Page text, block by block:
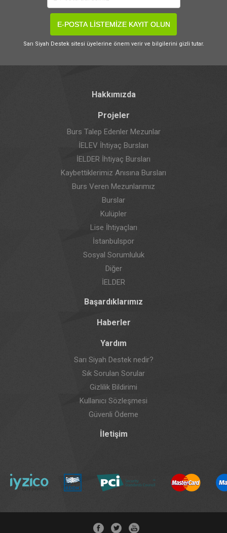
E-POSTA LİSTEMİZE KAYIT OLUN
Sarı Siyah Destek sitesi üyelerine önem verir ve bilgilerini gizli tutar.
Hakkımızda
Projeler
Burs Talep Edenler Mezunlar
İELEV İhtiyaç Bursları
İELDER İhtiyaç Bursları
Kaybettiklerimiz Anısına Bursları
Burs Veren Mezunlarımız
Burslar
Kulüpler
Lise İhtiyaçları
İstanbulspor
Sosyal Sorumluluk
Diğer
İELDER
Başardıklarımız
Haberler
Yardım
Sarı Siyah Destek nedir?
Sık Sorulan Sorular
Gizlilik Bildirimi
Kullanıcı Sözleşmesi
Güvenli Ödeme
İletişim